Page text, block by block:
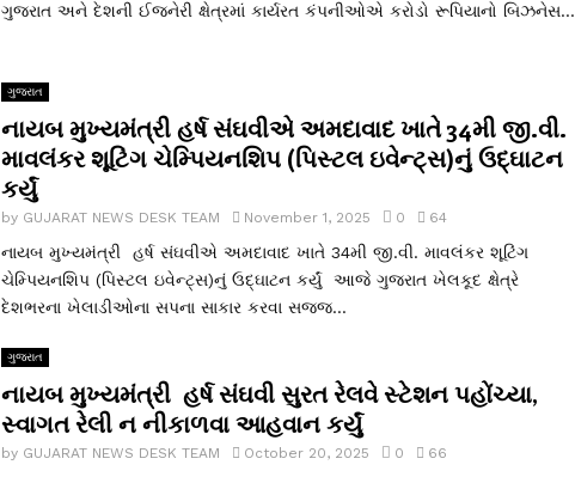
ગુજરાત અને દેશની ઈજનેરી ક્ષેત્રમાં કાર્યરત કંપનીઓએ કરોડો રૂપિયાનો બિઝનેસ...
ગુજરાત
નાયબ મુખ્યમંત્રી હર્ષ સંઘવીએ અમદાવાદ ખાતે 34મી જી.વી.
માવલંકર શૂટિંગ ચેમ્પિયનશિપ (પિસ્ટલ ઇવેન્ટ્સ)નું ઉદ્ઘાટન
કર્યું
by GUJARAT NEWS DESK TEAM November 1, 2025 0 64
નાયબ મુખ્યમંત્રી હર્ષ સંઘવીએ અમદાવાદ ખાતે 34મી જી.વી. માવલંકર શૂટિંગ
ચેમ્પિયનશિપ (પિસ્ટલ ઇવેન્ટ્સ)નું ઉદ્ઘાટન કર્યું આજે ગુજરાત ખેલકૂદ ક્ષેત્રે
દેશભરના ખેલાડીઓના સપના સાકાર કરવા સજ્જ...
ગુજરાત
નાયબ મુખ્યમંત્રી હર્ષ સંઘવી સુરત રેલવે સ્ટેશન પહોંચ્યા,
સ્વાગત રેલી ન નીકાળવા આહવાન કર્યું
by GUJARAT NEWS DESK TEAM October 20, 2025 0 66